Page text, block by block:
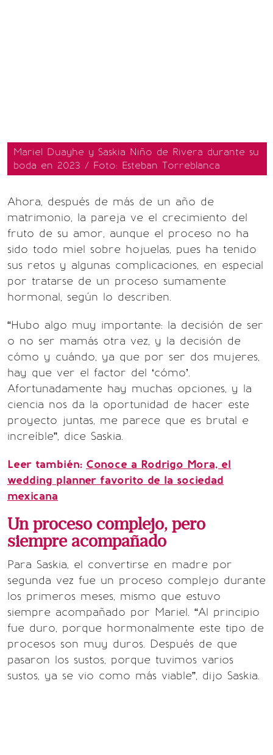
Mariel Duayhe y Saskia Niño de Rivera durante su
boda en 2023 / Foto: Esteban Torreblanca
Ahora, después de más de un año de
matrimonio, la pareja ve el crecimiento del
fruto de su amor, aunque el proceso no ha
sido todo miel sobre hojuelas, pues ha tenido
sus retos y algunas complicaciones, en especial
por tratarse de un proceso sumamente
hormonal, según lo describen.
“Hubo algo muy importante: la decisión de ser
o no ser mamás otra vez, y la decisión de
cómo y cuándo, ya que por ser dos mujeres,
hay que ver el factor del ‘cómo’.
Afortunadamente hay muchas opciones, y la
ciencia nos da la oportunidad de hacer este
proyecto juntas, me parece que es brutal e
increíble”, dice Saskia.
Leer también: Conoce a Rodrigo Mora, el
wedding planner favorito de la sociedad
mexicana
Un proceso complejo, pero
siempre acompañado
Para Saskia, el convertirse en madre por
segunda vez fue un proceso complejo durante
los primeros meses, mismo que estuvo
siempre acompañado por Mariel. “Al principio
fue duro, porque hormonalmente este tipo de
procesos son muy duros. Después de que
pasaron los sustos, porque tuvimos varios
sustos, ya se vio como más viable”, dijo Saskia.